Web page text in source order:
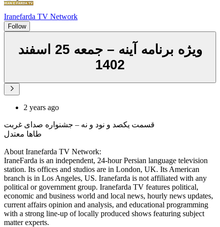
Iranefarda TV Network
Follow
ویژه برنامه آینه – جمعه 25 اسفند
1402
2 years ago
قسمت یکصد و نود و نه – جشنواره صدای غربت
طاها معتدل
About Iranefarda TV Network:
IraneFarda is an independent, 24-hour Persian language television
station. Its offices and studios are in London, UK. Its American
branch is in Los Angeles, US. Iranefarda is not affiliated with any
political or government group. Iranefarda TV features political,
economic and business world and local news, hourly news updates,
current affairs opinion and analysis, and educational programming
with a strong line-up of locally produced shows featuring subject
matter experts.